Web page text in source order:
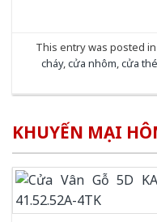
This entry was posted in
cháy,cửa nhôm,cửa
KHUYẾN MẠI